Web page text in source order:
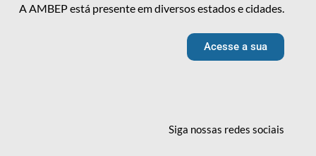
A AMBEP está presente em diversos estados e cidades.
Acesse a sua
Siga nossas redessociais